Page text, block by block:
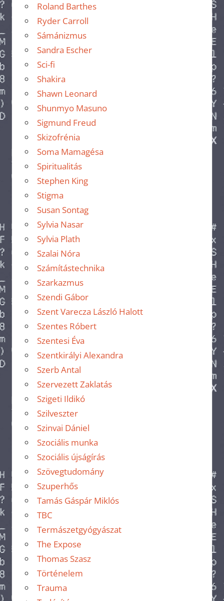
Roland Barthes
Ryder Carroll
Sámánizmus
Sandra Escher
Sci-fi
Shakira
Shawn Leonard
Shunmyo Masuno
Sigmund Freud
Skizofrénia
Soma Mamagésa
Spiritualitás
Stephen King
Stigma
Susan Sontag
Sylvia Nasar
Sylvia Plath
Szalai Nóra
Számítástechnika
Szarkazmus
Szendi Gábor
Szent Varecza László Halott
Szentes Róbert
Szentesi Éva
Szentkirályi Alexandra
Szerb Antal
Szervezett Zaklatás
Szigeti Ildikó
Szilveszter
Szinvai Dániel
Szociális munka
Szociális újságírás
Szövegtudomány
Szuperhős
Tamás Gáspár Miklós
TBC
Termászetgyógyászat
The Expose
Thomas Szasz
Történelem
Trauma